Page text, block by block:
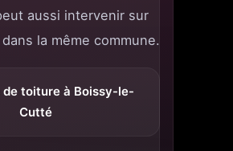
aussi intervenir sur
la même commune.
toiture à Boissy-le-
Cutté